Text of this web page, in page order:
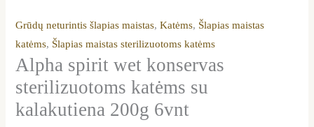
Grūdų neturintis šlapias maistas,Katėms, Šlapias maistas
katėms, Šlapias maistas sterilizuotoms katėms
Alpha spirit wet konservas
sterilizuotoms katėms su
kalakutiena 200g 6vnt